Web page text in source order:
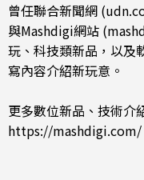
曾任聯合新聞網
與Mashdigi網站
玩、科技類新品，以及
寫內容介紹新玩意。
更多數位新品、技術介
https://mashdigi.com/